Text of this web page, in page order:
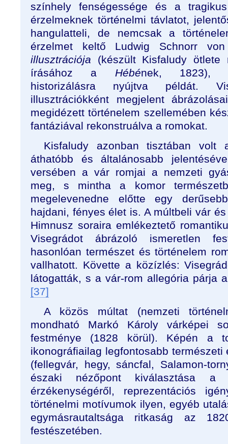
színhely fenségessége és a
érzelmeknek történelmi távlatot,
hangulatteli, de nemcsak a
érzelmet keltő Ludwig Schnorr
illusztrációja (készült Kisfaludy ötlete
írásához a Hébének, 1823),
historizálásra nyújtva példát.
illusztrációkként megjelent
megidézett történelem szellemében
fantáziával rekonstruálva a romokat.
Kisfaludy azonban tisztában volt
áthatóbb és általánosabb
versében a vár romjai a nemzeti
meg, s mintha a komor
megelevenedne előtte egy
hajdani, fényes élet is. A múltbeli vár
Himnusz soraira emlékeztető
Visegrádot ábrázoló ismeretlen
hasonlóan természet és történelem
vallhatott. Követte a közízlés:
látogatták, s a vár-rom allegória párja
[37]
A közös múltat (nemzeti
mondható Markó Károly várképei
festménye (1828 körül). Képén a
ikonográfiailag legfontosabb
(fellegvár, hegy, sáncfal, Salamon-
északi nézőpont kiválasztása a
érzékenységéről, reprezentációs
történelmi motívumok ilyen, egyéb
egymásrautaltsága ritkaság az
festészetében.